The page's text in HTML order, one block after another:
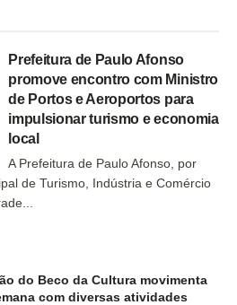
Prefeitura de Paulo Afonso
promove encontro com Ministro
de Portos e Aeroportos para
impulsionar turismo e economia
local
A Prefeitura de Paulo Afonso, por
de Turismo, Indústria e Comércio
do Beco da Cultura movimenta
com diversas atividades